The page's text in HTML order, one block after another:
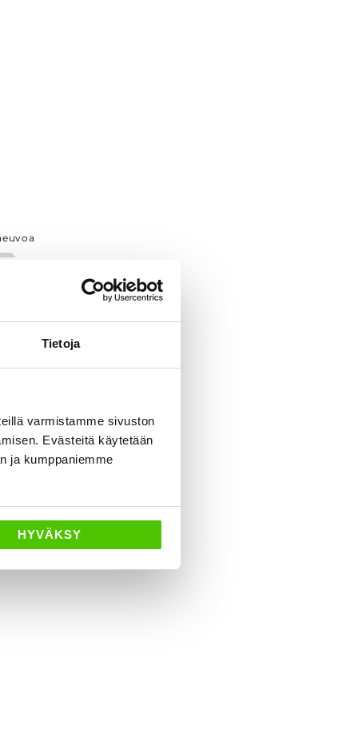
Tietoja
varmistamme sivuston
Evästeitä käytetään
ja kumppaniemme
HYVÄKSY